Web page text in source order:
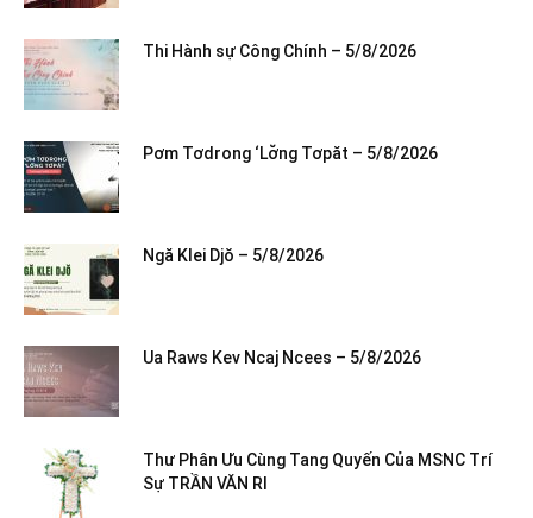
Thi Hành sự Công Chính – 5/8/2026
Pơm Tơdrong ‘Lơ̆ng Tơpăt – 5/8/2026
Ngă Klei Djŏ – 5/8/2026
Ua Raws Kev Ncaj Ncees – 5/8/2026
Thư Phân Ưu Cùng Tang Quyến Của MSNC Trí
Sự TRẦN VĂN RI